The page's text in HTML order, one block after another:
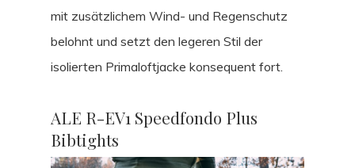
mit zusätzlichem Wind- und Regenschutz
belohnt und setzt den legeren Stil der
isolierten Primaloftjacke konsequent fort.
ALE R-EV1 Speedfondo Plus
Bibtights